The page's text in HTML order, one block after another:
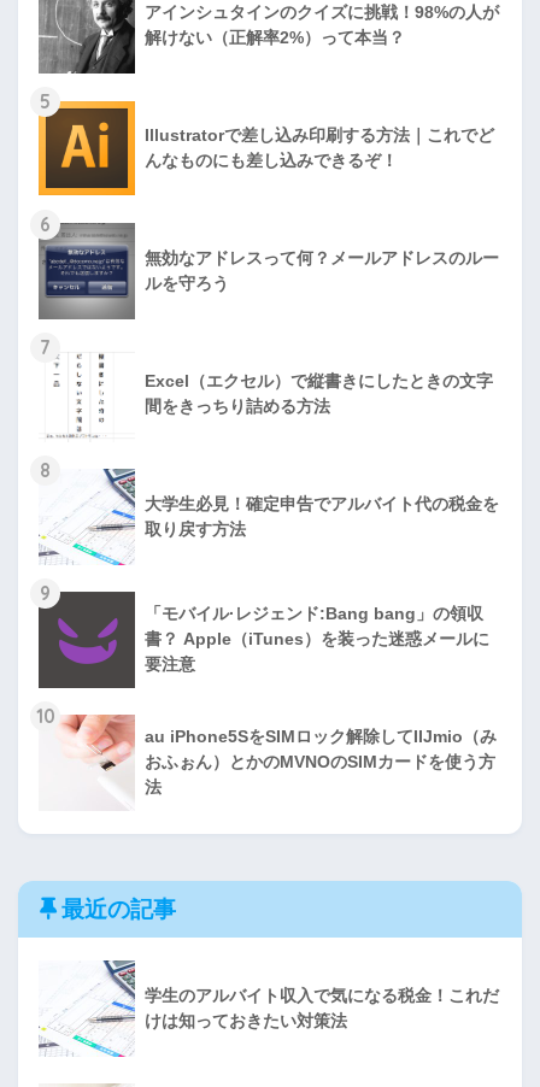
アインシュタインのクイズに挑戦！98%の人が
解けない（正解率2%）って本当？
5
Illustratorで差し込み印刷する方法｜これでど
んなものにも差し込みできるぞ！
6
無効なアドレスって何？メールアドレスのルー
ルを守ろう
7
Excel（エクセル）で縦書きにしたときの文字
間をきっちり詰める方法
8
大学生必見！確定申告でアルバイト代の税金を
取り戻す方法
9
「モバイル·レジェンド:Bang bang」の領収
書？ Apple（iTunes）を装った迷惑メールに
要注意
10
au iPhone5SをSIMロック解除してIIJmio（み
おふぉん）とかのMVNOのSIMカードを使う方
法
最近の記事
学生のアルバイト収入で気になる税金！これだ
けは知っておきたい対策法